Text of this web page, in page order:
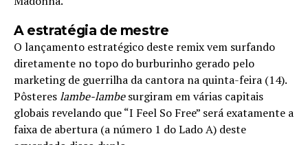
A estratégia de mestre
O lançamento estratégico deste remix vem surfando
diretamente no topo do burburinho gerado pelo
marketing de guerrilha da cantora na quinta-feira (14).
Pôstereslambe-lambesurgiram em várias capitais
globais revelando que “I Feel So Free” será exatamente a
faixa de abertura (a número 1 do Lado A) deste